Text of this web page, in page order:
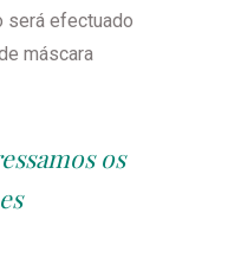
será efectuado
máscara
os